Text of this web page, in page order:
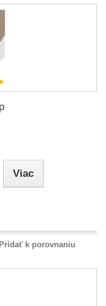
Viac
Pridať k porovnaniu